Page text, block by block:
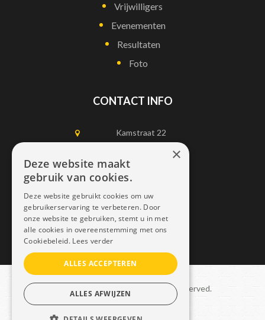
Vrijwilligers
Evenementen
Resultaten
Foto
CONTACT INFO
Kamstraat 22
1750 Lennik
0497452898
info@dais.be
Copyright © 2021 Dais. All rights reserved.
Sitemap–GDPR
×
Deze website maakt
gebruik van cookies.
Deze website gebruikt cookies om uw
gebruikerservaring te verbeteren. Door
onze website te gebruiken, stemt u in met
alle cookies in overeenstemming met ons
Cookiebeleid. Lees verder
ALLES ACCEPTEREN
ALLES AFWIJZEN